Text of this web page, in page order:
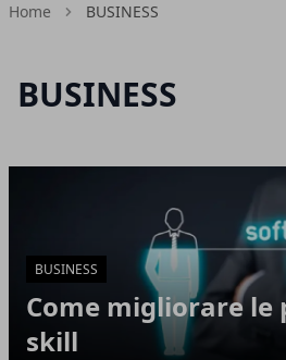
Home BUSINESS
BUSINESS
BUSINESS
Come migliorare le
skill